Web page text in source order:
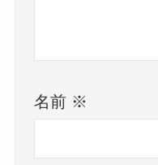
名前 ※